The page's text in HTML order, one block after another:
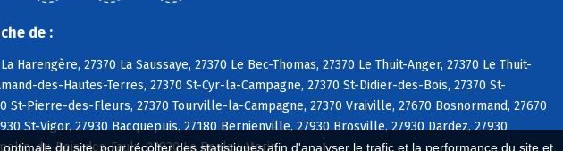
du site, pour récolter des statistiques afin d'analyser le trafic et la performance du site et
de :
27370 La Saussaye, 27370 Le Bec-Thomas, 27370 Le Thuit-Anger, 27370 Le Thuit-
des-Hautes-Terres, 27370 St-Cyr-la-Campagne, 27370 St-Didier-des-Bois, 27370 St-
St-Pierre-des-Fleurs, 27370 Tourville-la-Campagne, 27370 Vraiville, 27670 Bosnormand, 27670
St-Vigor, 27930 Bacquepuis, 27180 Bernienville, 27930 Brosville, 27930 Dardez, 27930
du-Bois-des-Faulx, 27930 Le Boulay-Morin